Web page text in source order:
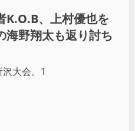
K.O.B、上村優也を
海野翔太も返り討ち
大会。1